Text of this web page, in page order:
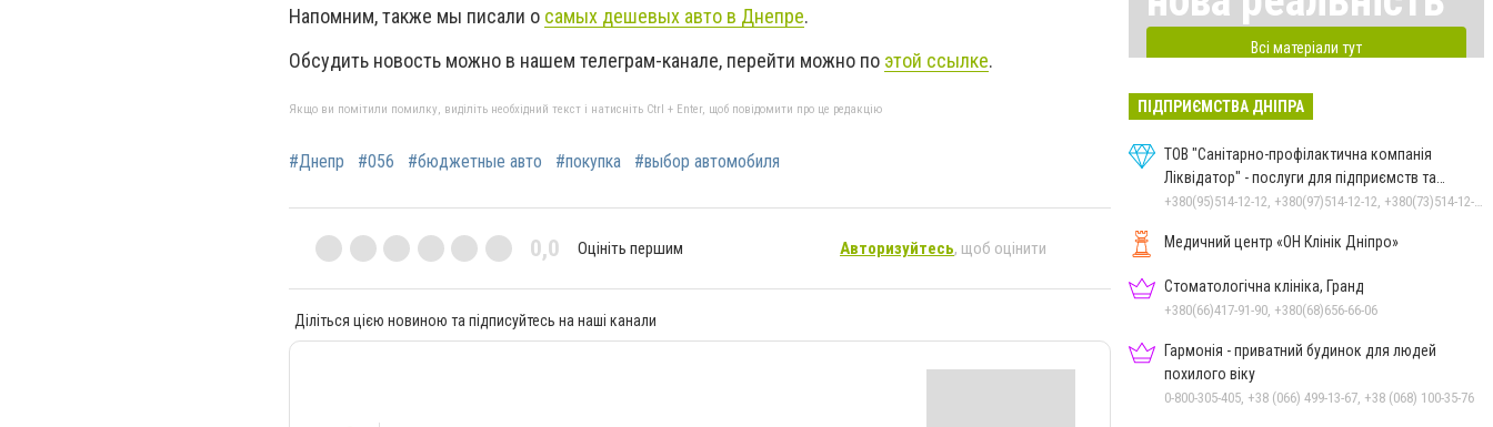
Напомним, также мы писали о самых дешевых авто в Днепре.
Обсудить новость можно в нашем телеграм-канале, перейти можно по этой ссылке.
Якщо ви помітили помилку, виділіть необхідний текст і натисніть Ctrl + Enter, щоб повідомити про це редакцію
#Днепр #056 #бюджетные авто #покупка #выбор автомобиля
0,0 Оцініть першим Авторизуйтесь, щоб оцінити
Діліться цією новиною та підписуйтесь на наші канали
Всі матеріали тут
ПІДПРИЄМСТВА ДНІПРА
ТОВ "Санітарно-профілактична компанія
Ліквідатор" - послуги для підприємств та
населення
Медичний центр «ОН Клінік Дніпро»
Стоматологічна клініка, Гранд
+380(66)417-91-90, +380(68)656-66-06
Гармонія - приватний будинок для людей
похилого віку
0-800-305-405, +38 (066) 499-13-67, +38 (068) 100-35-76